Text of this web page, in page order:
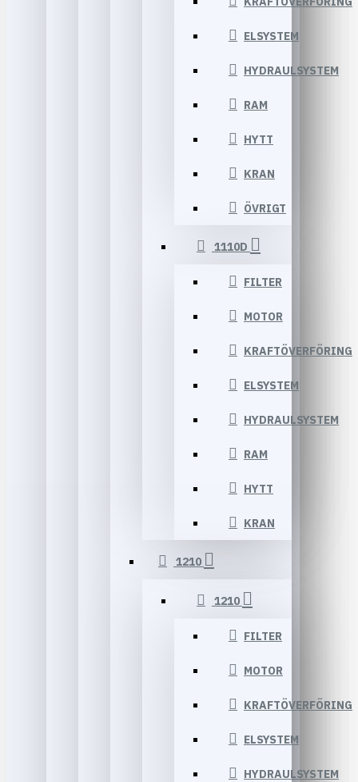
ELSYSTEM
HYDRAULSYSTEM
RAM
HYTT
KRAN
ÖVRIGT
1110D
FILTER
MOTOR
KRAFTÖVERFÖRING
ELSYSTEM
HYDRAULSYSTEM
RAM
HYTT
KRAN
1210
1210
FILTER
MOTOR
KRAFTÖVERFÖRING
ELSYSTEM
HYDRAULSYSTEM